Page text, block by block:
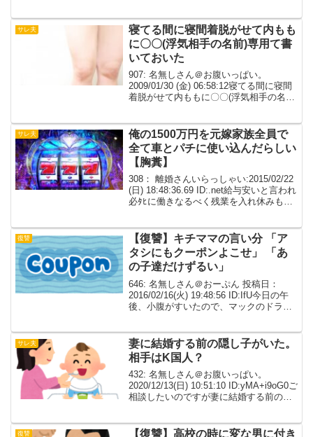
ぎて血が混ざってた血反吐を吐いてま
で...
サレ夫
寝てる間に寝間着脱がせて内もも
に〇〇(浮気相手の名前)専用て書
いておいた
907: 名無しさん＠お腹いっぱい。
2009/01/30 (金) 06:58:12寝てる間に寝間
着脱がせて内ももに〇〇(浮気相手の名前)
ばれてること開き直るほどに切れ...
サレ夫
俺の1500万円を元嫁家族全員で
全て車とパチに使い込んだらしい
【胸糞】
308： 離婚さんいらっしゃい:2015/02/22
(日) 18:48:36.69 ID:.net給与安いと言われ
必ﾀﾋに働きなるべく残業を入れ休みも働
なった全てあな...
復讐
【復讐】キチママの言い分 「ア
タシにもクーポンよこせ」 「あ
の子達だけずるい」
646: 名無しさん＠おーぷん 投稿日：
2016/02/16(火) 19:48:56 ID:IfU今日の午
後、小腹がすいたので、マックのドライ
「ポテト無料クーポン」をも...
サレ夫
妻に結婚する前の隠し子がいた。
相手はK国人？
432: 名無しさん＠お腹いっぱい。
2020/12/13(日) 10:51:10 ID:yMA+i9oG0ご
相談したいのですが妻に結婚する前の隠
ょうか？433: 名無...
復讐
【復讐】高校の時に変な男に付き